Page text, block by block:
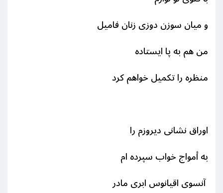
و میان سوزن دوزی زنان فامیل
من هم به پا ایستاده
منظره را تکمیل خواهم کرد
اوراق نشانی دیروزم را
به أمواج خواب سپرده ام
آنسوی اقیانوس ابری مادر